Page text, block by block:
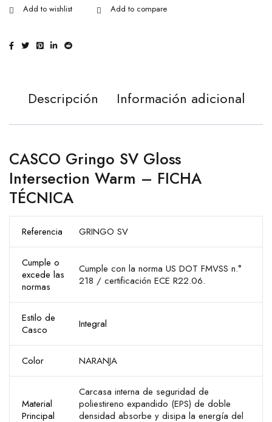
Descripción Información adicional
CASCO Gringo SV Gloss
Intersection Warm – FICHA
TÉCNICA
Referencia GRINGO SV
Cumple o
excede las
normas
Cumple con la norma US DOT FMVSS n.°
218 / certificación ECE R22.06.
Estilo de
Casco
Integral
Color NARANJA
Material
Principal
Carcasa interna de seguridad de
poliestireno expandido (EPS) de doble
densidad absorbe y disipa la energía del